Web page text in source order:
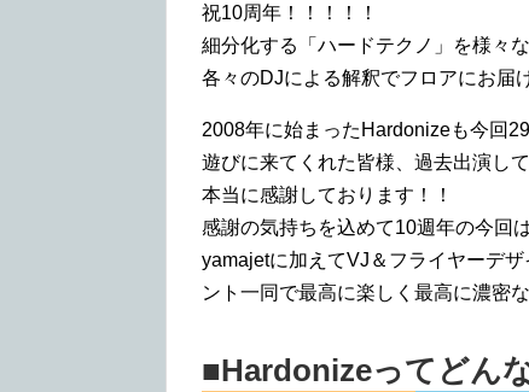
祝10周年！！！！！
細分化する「ハードテクノ」を様々
各々のDJによる解釈でフロアにお届
2008年に始まったHardonizeも今回
遊びに来てくれた皆様、過去出演し
本当に感謝しております！！
感謝の気持ちを込めて10週年の今回
yamajetに加えてVJ＆フライヤーデ
ント一同で最高に楽しく最高に濃密
■Hardonizeってどん